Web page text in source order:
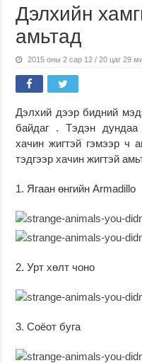
Дэлхийн
амьтад
2015 оны 2 сар 12 / 20 цаг 29
Дэлхий дээр бидний
байдаг . Тэдэн
хачин жигтэй гэмээр ч
тэдгээр хачин жигтэй
1. Ягаан өнгийн Armadillo
2. Урт хөлт чоно
3. Соёот буга